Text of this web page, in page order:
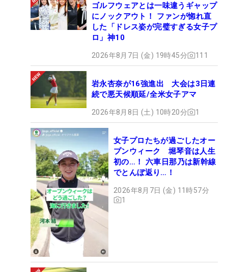
ゴルフウェアとは一味違うギャップ
にノックアウト！ ファンが惚れ直
した「ドレス姿が完璧すぎる女子プ
ロ」神10
2026年8月7日 (金) 19時45分 111
岩永杏奈が16強進出 大会は3日連
続で悪天候順延/全米女子アマ
2026年8月8日 (土) 10時20分 1
女子プロたちが過ごしたオー
プンウィーク 堀琴音は人生
初の…！ 六車日那乃は新幹線
でとんぼ返り…！
2026年8月7日 (金) 11時57分
1